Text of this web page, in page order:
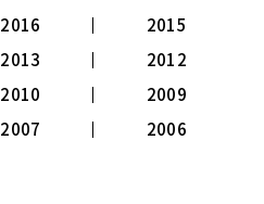
2016
2015
2013
2012
2010
2009
2007
2006